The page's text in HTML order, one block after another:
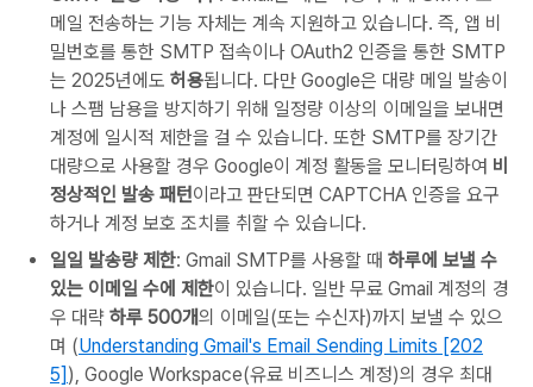
메일 전송하는 기능 자체는 계속 지원하고 있습니다. 즉, 앱 비
밀번호를 통한 SMTP 접속이나 OAuth2 인증을 통한 SMTP
는 2025년에도 허용됩니다. 다만 Google은 대량 메일 발송이
나 스팸 남용을 방지하기 위해 일정량 이상의 이메일을 보내면
계정에 일시적 제한을 걸 수 있습니다. 또한 SMTP를 장기간
대량으로 사용할 경우 Google이 계정 활동을 모니터링하여 비
정상적인 발송 패턴이라고 판단되면 CAPTCHA 인증을 요구
하거나 계정 보호 조치를 취할 수 있습니다.
일일 발송량 제한: Gmail SMTP를 사용할 때 하루에 보낼 수
있는 이메일 수에 제한이 있습니다. 일반 무료 Gmail 계정의 경
우 대략 하루 500개의 이메일(또는 수신자)까지 보낼 수 있으
며 (Understanding Gmail's Email Sending Limits [202
5] ), Google Workspace(유료 비즈니스 계정)의 경우 최대